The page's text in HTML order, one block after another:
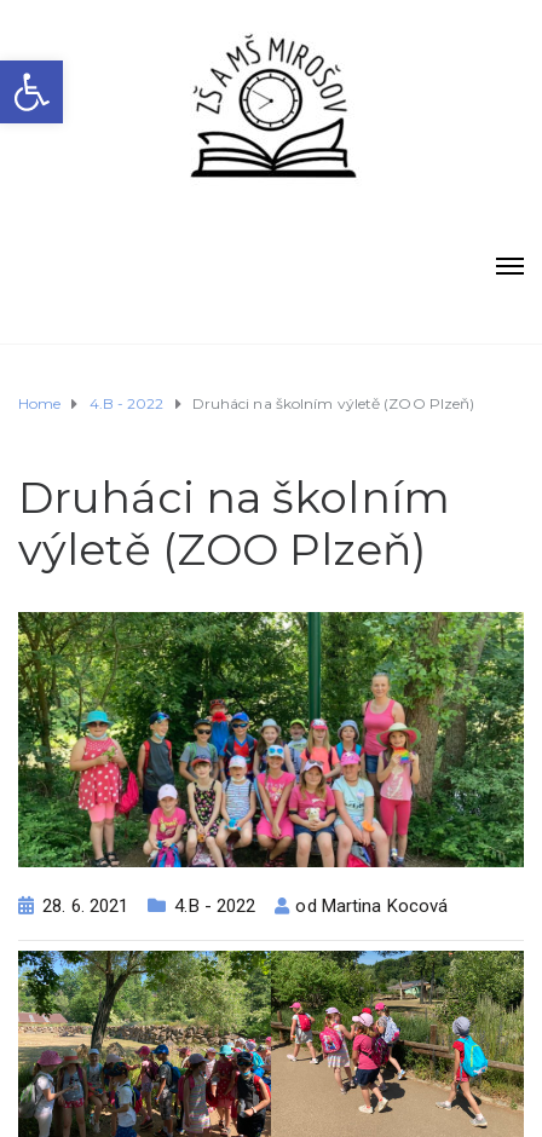
Open toolbar
Home 4.B - 2022 Druháci na školním výletě (ZOO Plzeň)
Druháci na školním
výletě (ZOO Plzeň)
28. 6. 2021 4.B - 2022 od Martina Kocová